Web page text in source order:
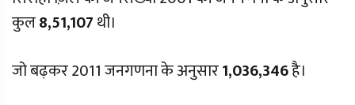
कुल8,51,107थी।
जो बढ़कर 2011 जनगणना के अनुसार1,036,346है।